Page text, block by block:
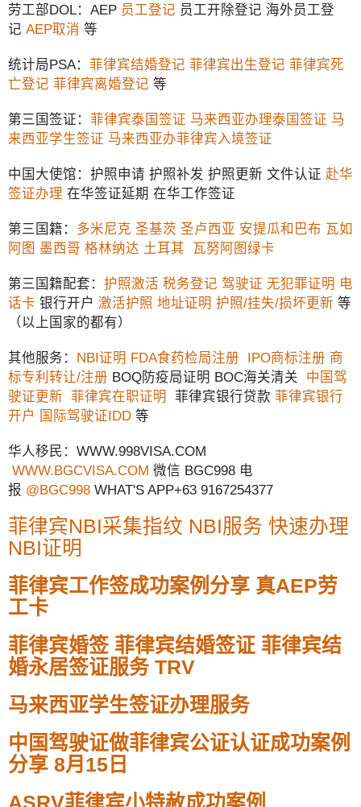
劳工部DOL：AEP 员工登记 员工开除登记 海外员工登
记 AEP取消 等
统计局PSA： 菲律宾结婚登记 菲律宾出生登记 菲律宾死
亡登记 菲律宾离婚登记 等
第三国签证： 菲律宾泰国签证 马来西亚办理泰国签证 马
来西亚学生签证 马来西亚办菲律宾入境签证
中国大使馆：护照申请 护照补发 护照更新 文件认证 赴华
签证办理 在华签证延期 在华工作签证
第三国籍： 多米尼克 圣基茨 圣卢西亚 安提瓜和巴布 瓦如
阿图 墨西哥 格林纳达 土耳其 瓦努阿图绿卡
第三国籍配套： 护照激活 税务登记 驾驶证 无犯罪证明 电
话卡 银行开户 激活护照 地址证明 护照/挂失/损坏更新 等
（以上国家的都有）
其他服务： NBI证明 FDA食药检局注册 IPO商标注册 商
标专利转让/注册 BOQ防疫局证明 BOC海关清关 中国驾
驶证更新
菲律宾在职证明 菲律宾银行贷款 菲律宾银行
开户
国际驾驶证IDD 等
华人移民：WWW.998VISA.COM
WWW.BGCVISA.COM 微信 BGC998 电
报 @BGC998 WHAT'S APP+63 9167254377
菲律宾NBI采集指纹 NBI服务 快速办理
NBI证明
菲律宾工作签成功案例分享 真AEP劳
工卡
菲律宾婚签 菲律宾结婚签证 菲律宾结
婚永居签证服务 TRV
马来西亚学生签证办理服务
中国驾驶证做菲律宾公证认证成功案例
分享 8月15日